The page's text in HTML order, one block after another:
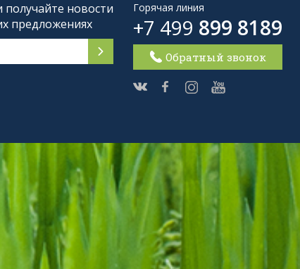
получайте новости
предложениях
Горячая линия
+7 499 899 8189
Обратный звонок